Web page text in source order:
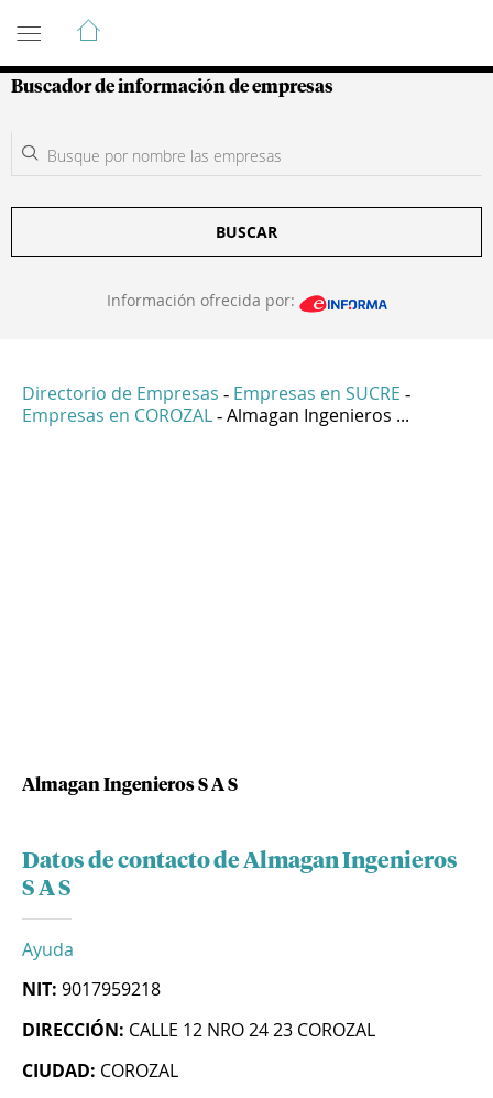
Guía de Empresas Colombianas
Buscador de información de empresas
BUSCAR
Información ofrecida por:
Directorio de Empresas - Empresas en SUCRE -
Empresas en COROZAL - Almagan Ingenieros ...
Almagan Ingenieros S A S
Datos de contacto de Almagan Ingenieros
S A S
Ayuda
NIT: 9017959218
DIRECCIÓN: CALLE 12 NRO 24 23 COROZAL
CIUDAD: COROZAL